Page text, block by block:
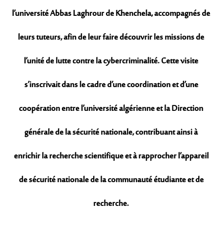
l’université Abbas Laghrour de Khenchela, accompagnés de
leurs tuteurs, afin de leur faire découvrir les missions de
l’unité de lutte contre la cybercriminalité. Cette visite
s’inscrivait dans le cadre d’une coordination et d’une
coopération entre l’université algérienne et la Direction
générale de la sécurité nationale, contribuant ainsi à
enrichir la recherche scientifique et à rapprocher l’appareil
de sécurité nationale de la communauté étudiante et de
recherche.